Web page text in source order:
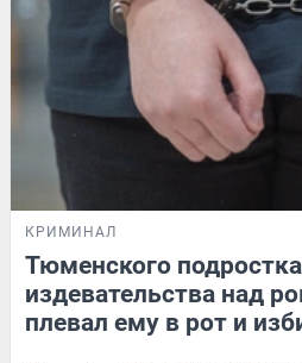
КРИМИНАЛ
Тюменского
издевательства над
плевал ему в рот и